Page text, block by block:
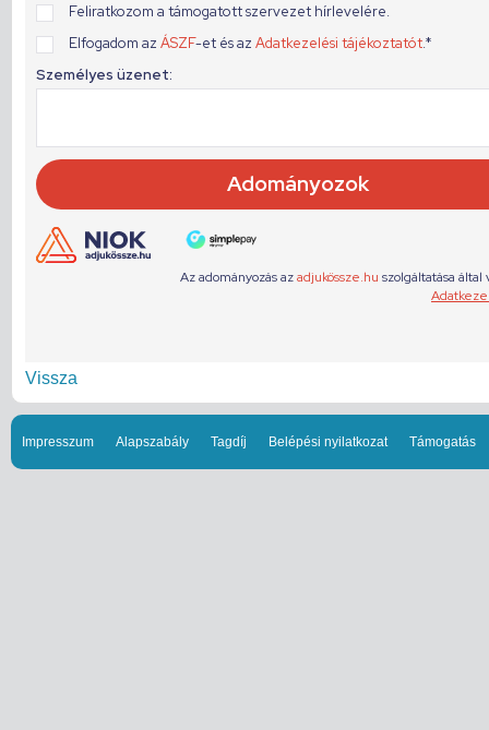
Vissza
Impresszum Alapszabály Tagdíj Belépési nyilatkozat Támogatás